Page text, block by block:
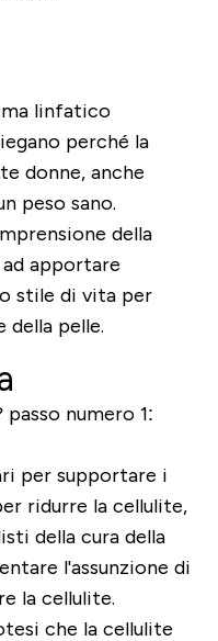
linfatico
perché la
donne, anche
peso sano.
della
apportare
stile di vita per
della pelle.
numero 1:
per supportare i
ridurre la cellulite,
della cura della
l'assunzione di
la cellulite.
che la cellulite